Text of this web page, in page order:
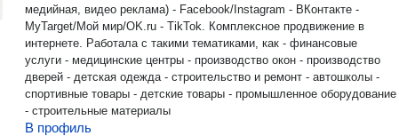
медийная, видео реклама) - Facebook/Instagram - ВКонтакте -
MyTarget/Мой мир/OK.ru - TikTok. Комплексное продвижение в
интернете. Работала с такими тематиками, как - финансовые
услуги - медицинские центры - производство окон - производство
дверей - детская одежда - строительство и ремонт - автошколы -
спортивные товары - детские товары - промышленное оборудование
- строительные материалы
В профиль